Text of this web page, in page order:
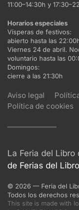
11:00–14:30h y
Horarios especiales
Vísperas de festivos:
abierto hasta las
Viernes 24 de abril.
voluntario hasta las
Domingos:
cierre a las 21:30h
Aviso legal
Política de cookies
La Feria del
de Ferias del Libro
© 2026 — Feria del
Todos los derechos
This site is made with